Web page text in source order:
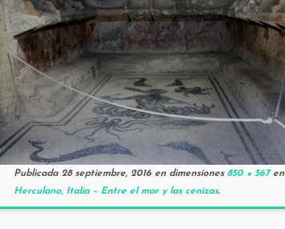
Publicada 28 septiembre, 2016en dimensiones850 × 567en
Herculano, Italia – Entre el mar y las cenizas.